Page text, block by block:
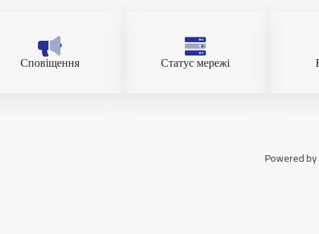
Сповіщення Статус мережі
Powered by